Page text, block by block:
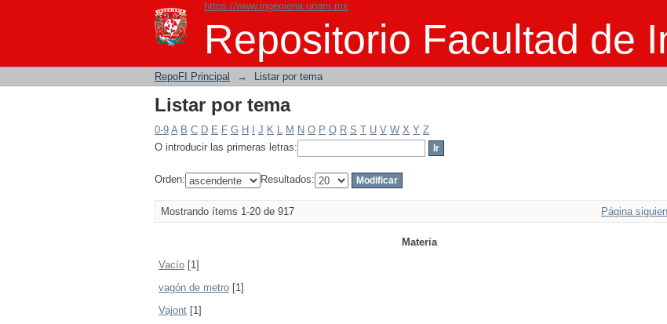
https://www.ingenieria.unam.mx
Repositorio Facultad de
Listar por tema
RepoFI Principal → Listar por tema
Listar por tema
0-9 A B C D E F G H J K L M N O P Q R S T U V W X Y Z
O introducir las primeras letras:
Orden: Resultados:
Mostrando ítems 1-20 de 917 Página
Materia
Vacío [1]
vagón de metro [1]
Vajont [1]